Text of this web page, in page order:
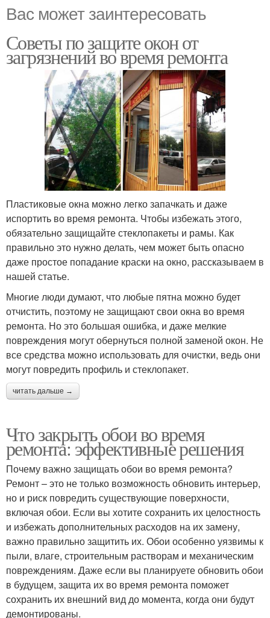
Вас может заинтересовать
Советы по защите окон от
загрязнений во время ремонта
Пластиковые окна можно легко запачкать и даже
испортить во время ремонта. Чтобы избежать этого,
обязательно защищайте стеклопакеты и рамы. Как
правильно это нужно делать, чем может быть опасно
даже простое попадание краски на окно, рассказываем в
нашей статье.
Многие люди думают, что любые пятна можно будет
отчистить, поэтому не защищают свои окна во время
ремонта. Но это большая ошибка, и даже мелкие
повреждения могут обернуться полной заменой окон. Не
все средства можно использовать для очистки, ведь они
могут повредить профиль и стеклопакет.
читать дальше →
Что закрыть обои во время
ремонта: эффективные решения
Почему важно защищать обои во время ремонта?
Ремонт – это не только возможность обновить интерьер,
но и риск повредить существующие поверхности,
включая обои. Если вы хотите сохранить их целостность
и избежать дополнительных расходов на их замену,
важно правильно защитить их. Обои особенно уязвимы к
пыли, влаге, строительным растворам и механическим
повреждениям. Даже если вы планируете обновить обои
в будущем, защита их во время ремонта поможет
сохранить их внешний вид до момента, когда они будут
демонтированы.